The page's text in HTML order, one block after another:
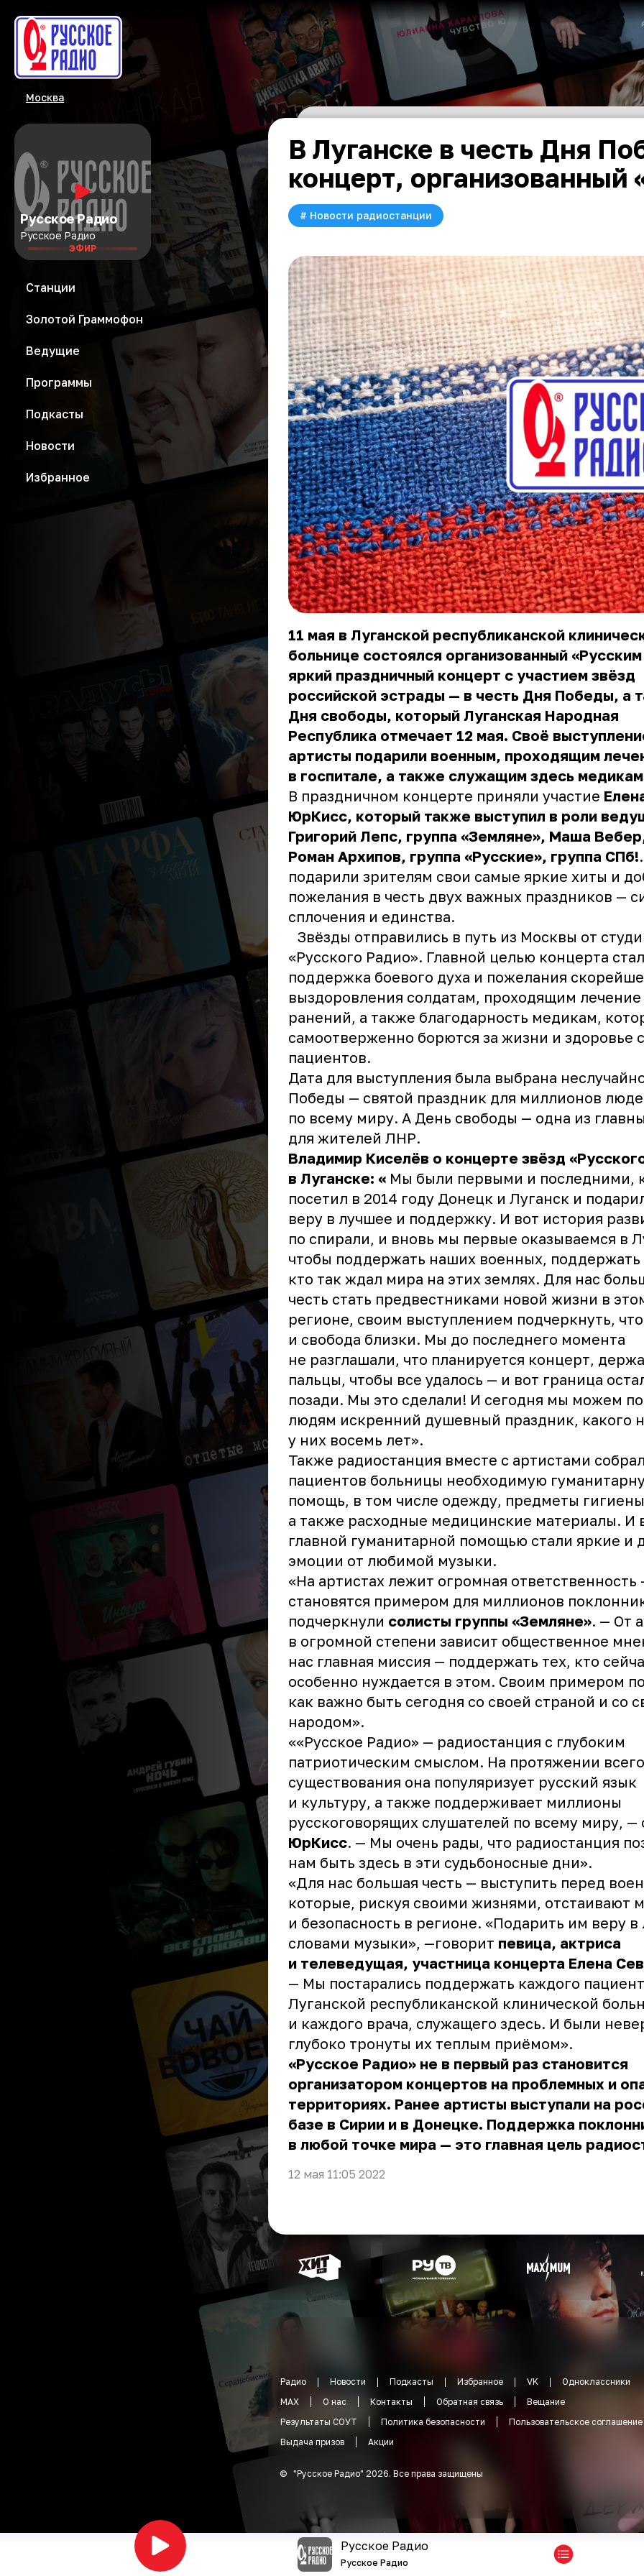
Москва
Русское Радио
Русское Радио
ЭФИР
Станции
Золотой Граммофон
Ведущие
Программы
Подкасты
Новости
Избранное
В Луганске в честь Дня
концерт, организованный
# Новости радиостанции
11 мая в Луганской республиканской
больнице состоялся организованный
яркий праздничный концерт с участием звёзд
российской эстрады — в честь Дня Победы, а
Дня свободы, который Луганская Народная
Республика отмечает 12 мая. Своё
артисты подарили военным, проходящим
в госпитале, а также служащим здесь
В праздничном концерте приняли участие
ЮрКисс, который также выступил в роли
Григорий Лепс, группа «Земляне», Маша
Роман Архипов, группа «Русские», группа СПб!
подарили зрителям свои самые яркие хиты и
пожелания в честь двух важных праздников —
сплочения и единства.
Звёзды отправились в путь из Москвы от
«Русского Радио». Главной целью концерта
поддержка боевого духа и пожелания
выздоровления солдатам, проходящим лечение
ранений, а также благодарность медикам,
самоотверженно борются за жизни и здоровье
пациентов.
Дата для выступления была выбрана
Победы — святой праздник для миллионов
по всему миру. А День свободы — одна из
для жителей ЛНР.
Владимир Киселёв о концерте звёзд
в Луганске: « Мы были первыми и последними,
посетил в 2014 году Донецк и Луганск и
веру в лучшее и поддержку. И вот история
по спирали, и вновь мы первые оказываемся в
чтобы поддержать наших военных, поддержать
кто так ждал мира на этих землях. Для нас
честь стать предвестниками новой жизни в
регионе, своим выступлением подчеркнуть,
и свобода близки. Мы до последнего момента
не разглашали, что планируется концерт,
пальцы, чтобы все удалось — и вот граница
позади. Мы это сделали! И сегодня мы можем
людям искренний душевный праздник, какого
у них восемь лет».
Также радиостанция вместе с артистами
пациентов больницы необходимую
помощь, в том числе одежду, предметы
а также расходные медицинские материалы. И
главной гуманитарной помощью стали яркие и
эмоции от любимой музыки.
«На артистах лежит огромная ответственность
становятся примером для миллионов
подчеркнули солисты группы «Земляне». — От
в огромной степени зависит общественное
нас главная миссия — поддержать тех, кто
особенно нуждается в этом. Своим примером
как важно быть сегодня со своей страной и со
народом».
««Русское Радио» — радиостанция с глубоким
патриотическим смыслом. На протяжении
существования она популяризует русский язык
и культуру, а также поддерживает миллионы
русскоговорящих слушателей по всему миру, —
ЮрКисс. — Мы очень рады, что радиостанция
нам быть здесь в эти судьбоносные дни».
«Для нас большая честь — выступить перед
которые, рискуя своими жизнями, отстаивают
и безопасность в регионе. «Подарить им веру
словами музыки», —говорит певица, актриса
и телеведущая, участница концерта Елена
— Мы постарались поддержать каждого
Луганской республиканской клинической
и каждого врача, служащего здесь. И были
глубоко тронуты их теплым приёмом».
«Русское Радио» не в первый раз становится
организатором концертов на проблемных и
территориях. Ранее артисты выступали на
базе в Сирии и в Донецке. Поддержка
в любой точке мира — это главная цель
12 мая 11:05 2022
Радио Новости Подкасты Избранное VK
Одноклассники
MAX
О нас Контакты Обратная связь
Вещание
Результаты СОУТ
Политика безопасности
Пользовательское соглашение
Выдача призов
Акции
© "Русское Радио" 2026. Все права защищены
Русское Радио
Русское Радио